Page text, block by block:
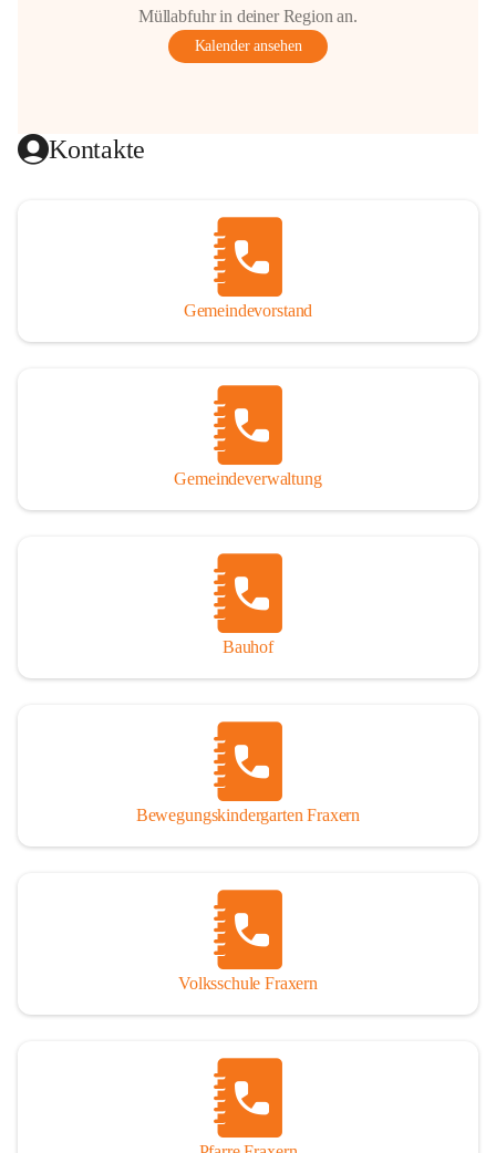
Müllabfuhr in deiner Region an.
Kalender ansehen
Kontakte
Gemeindevorstand
Gemeindeverwaltung
Bauhof
Bewegungskindergarten Fraxern
Volksschule Fraxern